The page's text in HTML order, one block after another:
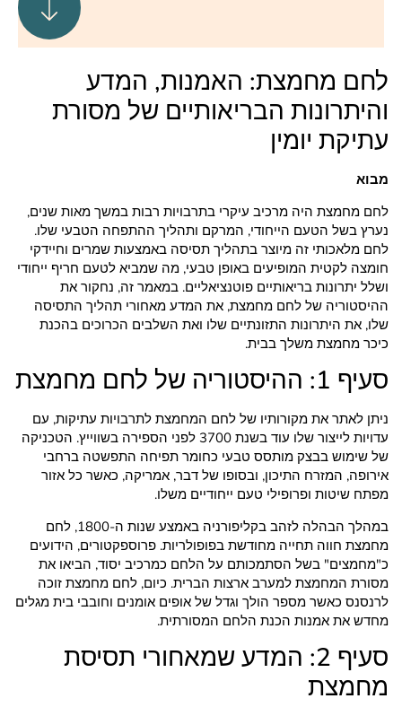
לחם מחמצת: האמנות, המדע
והיתרונות הבריאותיים של מסורת
עתיקת יומין
מבוא
לחם מחמצת היה מרכיב עיקרי בתרבויות רבות במשך מאות שנים,
נערץ בשל הטעם הייחודי, המרקם ותהליך ההתפחה הטבעי שלו.
לחם מלאכותי זה מיוצר בתהליך תסיסה באמצעות שמרים וחיידקי
חומצה לקטית המופיעים באופן טבעי, מה שמביא לטעם חריף ייחודי
ושלל יתרונות בריאותיים פוטנציאליים. במאמר זה, נחקור את
ההיסטוריה של לחם מחמצת, את המדע מאחורי תהליך התסיסה
שלו, את היתרונות התזונתיים שלו ואת השלבים הכרוכים בהכנת
כיכר מחמצת משלך בבית.
סעיף 1: ההיסטוריה של לחם מחמצת
ניתן לאתר את מקורותיו של לחם המחמצת לתרבויות עתיקות, עם
עדויות לייצור שלו עוד בשנת 3700 לפני הספירה בשווייץ. הטכניקה
של שימוש בבצק מותסס טבעי כחומר תפיחה התפשטה ברחבי
אירופה, המזרח התיכון, ובסופו של דבר, אמריקה, כאשר כל אזור
מפתח שיטות ופרופילי טעם ייחודיים משלו.
במהלך הבהלה לזהב בקליפורניה באמצע שנות ה-1800, לחם
מחמצת חווה תחייה מחודשת בפופולריות. פרוספקטורים, הידועים
כ"מחמצים" בשל הסתמכותם על הלחם כמרכיב יסוד, הביאו את
מסורת המחמצת למערב ארצות הברית. כיום, לחם מחמצת זוכה
לרנסנס כאשר מספר הולך וגדל של אופים אומנים וחובבי בית מגלים
מחדש את אמנות הכנת הלחם המסורתית.
סעיף 2: המדע שמאחורי תסיסת
מחמצת